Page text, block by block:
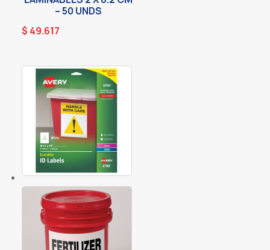
– 50 UNDS
$ 49.617